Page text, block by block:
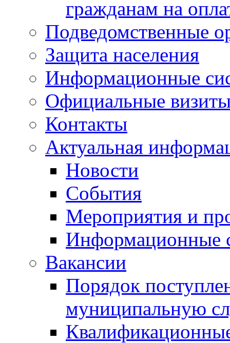
гражданам на
Подведомственные
Защита населения
Информационные
Официальные
Контакты
Актуальная
Новости
События
Мероприятия и
Информационные
Вакансии
Порядок
муниципальную